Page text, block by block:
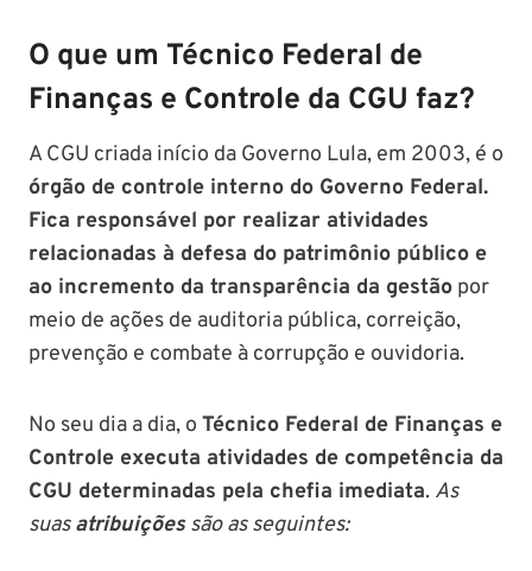
O que um Técnico Federal de
Finanças e Controle da CGU faz?
A CGU criada início da Governo Lula, em 2003, é o
órgão de controle interno do Governo Federal.
Fica responsável por realizar atividades
relacionadas à defesa do patrimônio público e
ao incremento da transparência da gestão por
meio de ações de auditoria pública, correição,
prevenção e combate à corrupção e ouvidoria.
No seu dia a dia, o Técnico Federal de Finanças e
Controle executa atividades de competência da
CGU determinadas pela chefia imediata. As
suasatribuiçõessão as seguintes: